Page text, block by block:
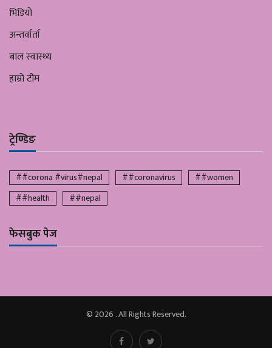
भिडियो
अन्तर्वार्ता
बाल स्वास्थ्य
हाम्रो टीम
ट्रेण्डिङ
##corona #virus#nepal ##coronavirus
##women
##health
##nepal
फेसबुक पेज
© 2026 . All Rights Reserved.